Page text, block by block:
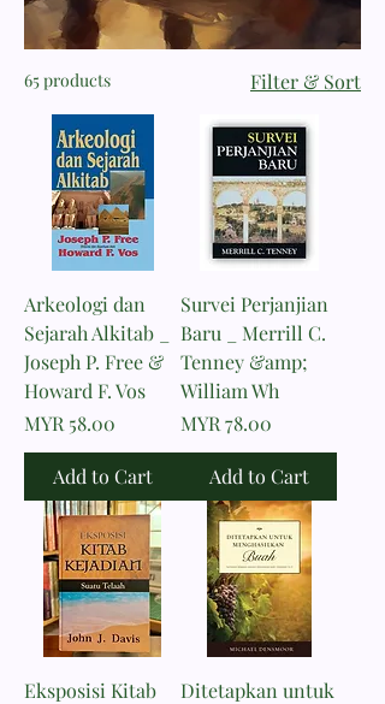
65 products Filter & Sort
Arkeologi dan
Sejarah Alkitab _
Joseph P. Free &
Howard F. Vos
Price
MYR 58.00
Add to Cart
Survei Perjanjian
Baru _ Merrill C.
Tenney &amp;
William Wh
Price
MYR 78.00
Add to Cart
Eksposisi Kitab
Ditetapkan untuk